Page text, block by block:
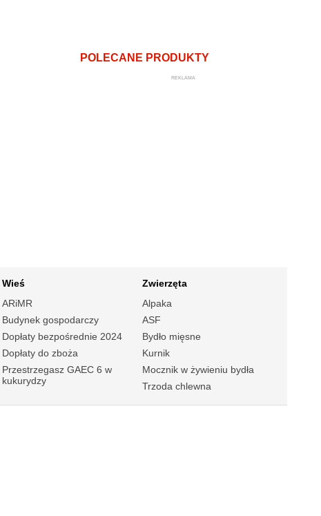
POLECANE PRODUKTY
REKLAMA
Wieś
ARiMR
Budynek gospodarczy
Dopłaty bezpośrednie 2024
Dopłaty do zboża
Przestrzegasz GAEC 6 w
kukurydzy
Zwierzęta
Alpaka
ASF
Bydło mięsne
Kurnik
Mocznik w żywieniu bydła
Trzoda chlewna